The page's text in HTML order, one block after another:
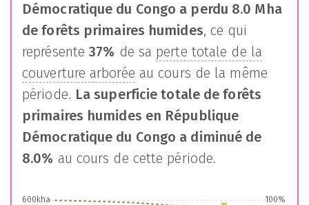
Démocratique du Congo a perdu 8.0 Mha
de forêts primaires humides, ce qui
représente37% de sa perte totale de la
couverture arborée au cours de la même
période. La superficie totale de forêts
primaires humides en République
Démocratique du Congo a diminué de
8.0% au cours de cette période.
600kha 100%